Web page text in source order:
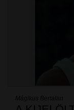
Mágikus Bertalan